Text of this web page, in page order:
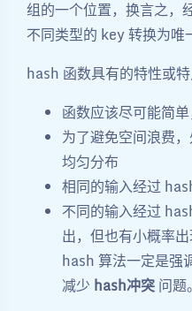
组的一个位置，换言之，
不同类型的 key 转换为唯
hash 函数具有的特性或特
函数应该尽可能简
为了避免空间浪费
均匀分布
相同的输入经过
不同的输入经过
出，但也有小概率
hash 算法一定是强
减少 hash冲突问题。